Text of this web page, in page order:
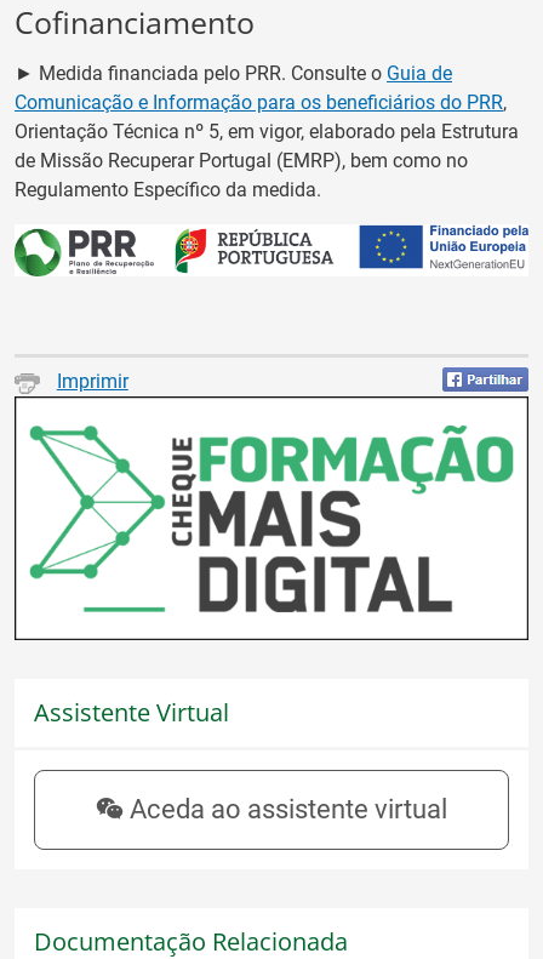
Cofinanciamento
► Medida financiada pelo PRR. Consulte o Guia de
Comunicação e Informação para os beneficiários do PRR,
Orientação Técnica nº 5, em vigor, elaborado pela Estrutura
de Missão Recuperar Portugal (EMRP), bem como no
Regulamento Específico da medida.
Imprimir
Assistente Virtual
Aceda ao assistente virtual
Documentação Relacionada